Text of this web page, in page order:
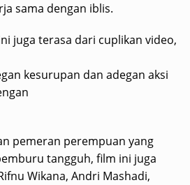
sama dengan iblis.
juga terasa dari cuplikan video,
kesurupan dan adegan aksi
pemeran perempuan yang
tangguh, film ini juga
Wikana, Andri Mashadi,